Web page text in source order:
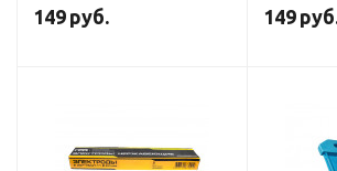
(красный) DC
149 руб. 149